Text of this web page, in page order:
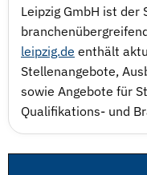
Leipzig GmbH ist der
leipzig.de enthält
Stellenangebote,
sowie Angebote für
Qualifikations- und